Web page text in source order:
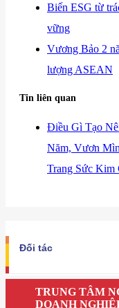
​Biến ESG từ
vững
Vương Bảo 2
lượng ASEAN
Tin liên quan
Điều Gì Tạo
Năm, Vươn
Trang Sức Kim
Đối tác
TRUNG TÂM
DOANH